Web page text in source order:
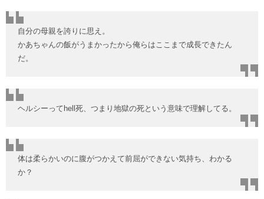
自分の母親を誇りに思え。
かあちゃんの飯がうまかったから俺らはここまで成長できたん
だ。
ヘルシーってhell死、つまり地獄の死という意味で理解してる。
体は柔らかいのに腹がつかえて前屈ができない気持ち、わかる
か？